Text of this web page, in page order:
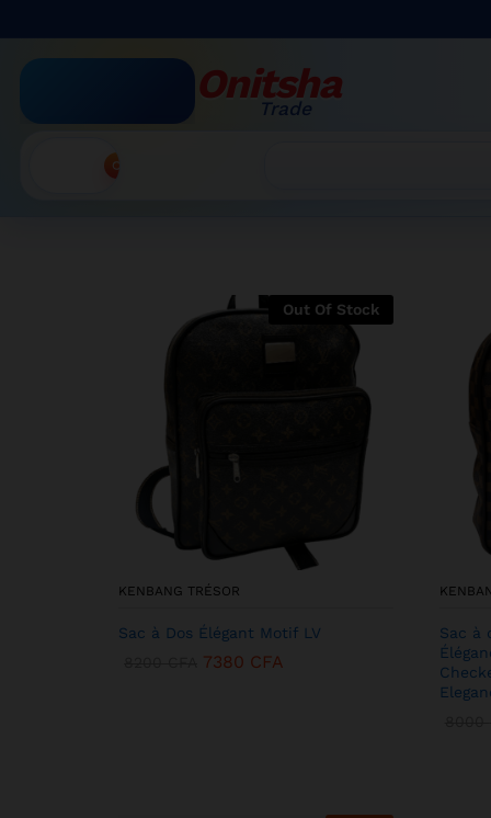
Onitsha
Trade
Accueil
Out Of Stock
KENBANG TRÉSOR
Sac à Dos Élégant Motif LV
7380 CFA
Sac à